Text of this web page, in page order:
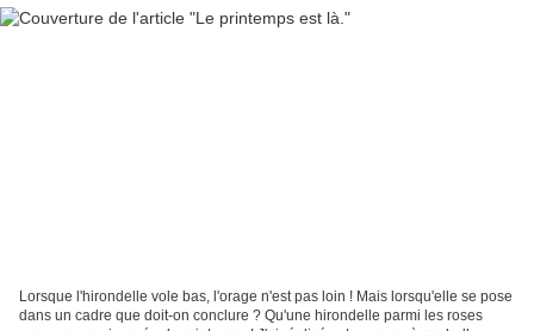
Lorsque l'hirondelle vole bas, l'orage n'est pas loin ! Mais lorsqu'elle se pose
dans un cadre que doit-on conclure ? Qu'une hirondelle parmi les roses